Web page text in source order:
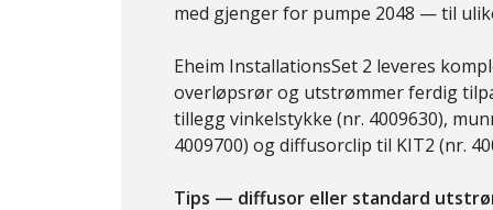
med gjenger for pumpe 2048 — til
Eheim InstallationsSet 2 leveres
overløpsrør og utstrømmer ferdig
tillegg vinkelstykke (nr. 4009630),
4009700) og diffusorclip til KIT2 (nr.
Tips — diffusor eller standard